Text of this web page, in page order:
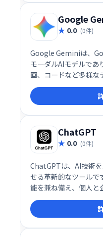
Google
0.0 (0件)
Google Geminiは、
モーダルAIモデルであ
画、コードなど多様な
る点が特徴です。こ
ットフォーム上で複数
タスクを実行できます
ChatGPT
0.0 (0件)
ChatGPTは、AI技術
せる革新的なツールで
能を兼ね備え、個人と
ソリューションを提
性、そして進化し続
AIによるコミュニケ
構築しています。